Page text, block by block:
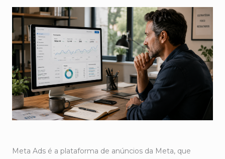
Meta Ads é a plataforma de anúncios da Meta, que